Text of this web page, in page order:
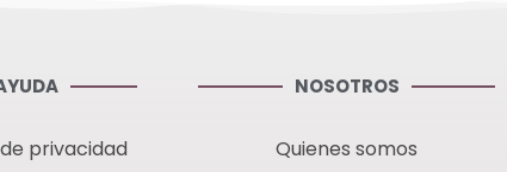
privacidad
NOSOTROS
Quienes somos